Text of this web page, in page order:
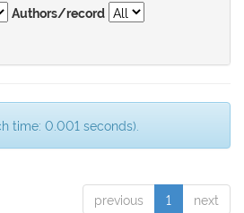
Authors/record
time: 0.001 seconds).
previous 1 next